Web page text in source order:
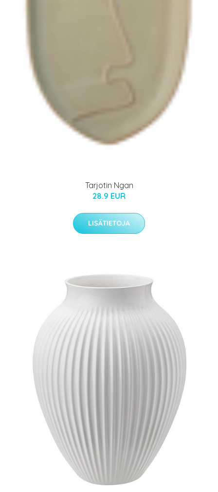
Tarjotin Ngan
28.9 EUR
LISÄTIETOJA